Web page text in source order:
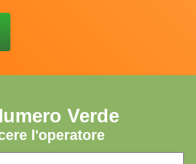
Verde
l'operatore